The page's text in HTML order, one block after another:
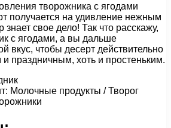
творожника с ягодами
получается на удивление нежным
свое дело! Так что расскажу,
с ягодами, а вы дальше
вкус, чтобы десерт действительно
праздничным, хоть и простеньким.
Молочные продукты / Творог